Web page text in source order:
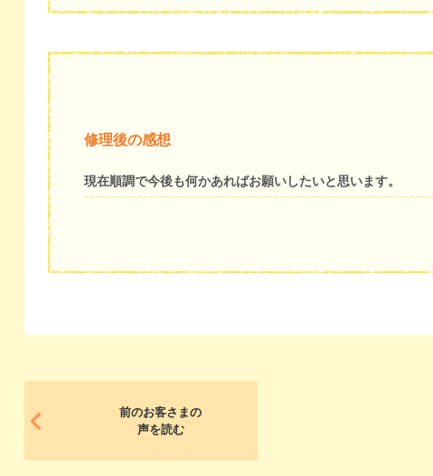
修理後の感想
現在順調で今後も何かあればお願いしたいと思います。
前のお客さまの
声を読む